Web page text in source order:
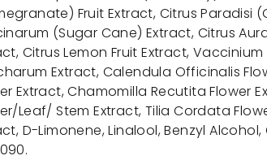
Fruit Extract, Citrus Paradisi
(Sugar Cane) Extract, Citrus
Citrus Lemon Fruit Extract,
Extract, Calendula Officinalis
Extract, Chamomilla Recutita Flower
Leaf/ Stem Extract, Tilia Cordata
D-Limonene, Linalool, Benzyl Alcohol,